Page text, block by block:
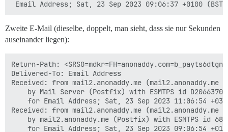
Zweite E-Mail (dieselbe, doppelt, man sieht, dass sie nur Sekunden
auseinander liegen):
Return-Path:
Delivered-To: Email Address
Received: from mail2.anonaddy.me
Received: from mail2.anonaddy.me